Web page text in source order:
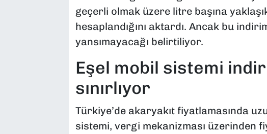
geçerli olmak üzere litre başına
hesaplandığını aktardı. Ancak bu
yansımayacağı belirtiliyor.
Eşel mobil sistemi
sınırlıyor
Türkiye’de akaryakıt fiyatlamasında
sistemi, vergi mekanizması üzerinden